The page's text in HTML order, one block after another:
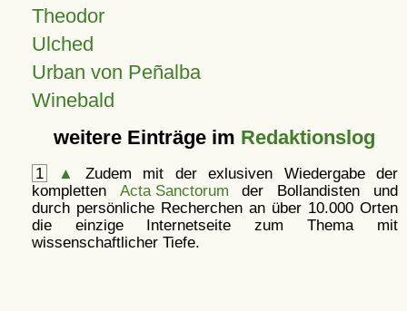
Theodor
Ulched
Urban von Peñalba
Winebald
weitere Einträge im Redaktionslog
1 ▲
Zudem mit der exlusiven Wiedergabe der
kompletten Acta Sanctorum der Bollandisten und
durch persönliche Recherchen an über 10.000 Orten
die einzige Internetseite zum Thema mit
wissenschaftlicher Tiefe.